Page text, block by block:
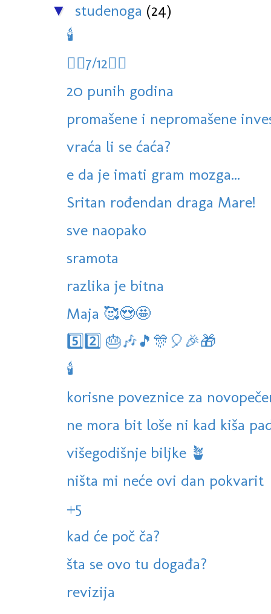
▼ studenoga (24)
🕯
🏊‍♀️7/12🏊‍♀️
20 punih godina
promašene i nepromašene
vraća li se ćaća?
e da je imati gram mozga...
Sritan rođendan draga Mare!
sve naopako
sramota
razlika je bitna
Maja 🥰😍🤩
5️⃣2️⃣ 🎂🎶🎵🎊🎈🎉🎁
🕯
korisne poveznice za
ne mora bit loše ni kad kiša
višegodišnje biljke 🪴
ništa mi neće ovi dan pokvarit
+5
kad će poč ča?
šta se ovo tu događa?
revizija